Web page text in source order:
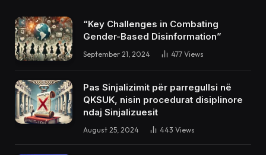
“Key Challenges in Combating
Gender-Based Disinformation”
September 21, 2024 477 Views
Pas Sinjalizimit për parregullsi në
QKSUK, nisin procedurat disiplinore
ndaj Sinjalizuesit
August 25, 2024 443 Views